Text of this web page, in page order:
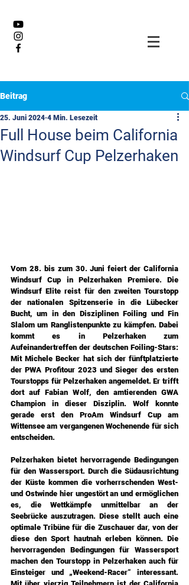
Beitrag
Full House beim California
Windsurf Cup Pelzerhaken
25. Juni 2024 4 Min. Lesezeit
Vom 28. bis zum 30. Juni feiert der California
Windsurf Cup in Pelzerhaken Premiere. Die
Windsurf Elite reist für den zweiten Tourstopp
der nationalen Spitzenserie in die Lübecker
Bucht, um in den Disziplinen Foiling und Fin
Slalom um Ranglistenpunkte zu kämpfen. Dabei
kommt es in Pelzerhaken zum
Aufeinandertreffen der deutschen Foiling-Stars:
Mit Michele Becker hat sich der fünftplatzierte
der PWA Profitour 2023 und Sieger des ersten
Tourstopps für Pelzerhaken angemeldet. Er trifft
dort auf Fabian Wolf, den amtierenden GWA
Champion in dieser Disziplin. Wolf konnte
gerade erst den ProAm Windsurf Cup am
Wittensee am vergangenen Wochenende für sich
entscheiden.
Pelzerhaken bietet hervorragende Bedingungen
für den Wassersport. Durch die Südausrichtung
der Küste kommen die vorherrschenden West-
und Ostwinde hier ungestört an und ermöglichen
es, die Wettkämpfe unmittelbar an der
Seebrücke auszutragen. Diese stellt auch eine
optimale Tribüne für die Zuschauer dar, von der
diese den Sport hautnah erleben können. Die
hervorragenden Bedingungen für Wassersport
machen den Tourstopp in Pelzerhaken auch für
Einsteiger und „Weekend-Racer“ interessant.